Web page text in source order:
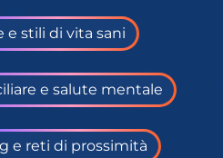
incontra le persone
e stili di vita sani
e salute mentale
e reti di prossimità